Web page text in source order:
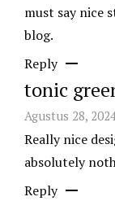
must say nice
blog.
Reply
tonic
Agustus 28,
Really nice
absolutely
Reply